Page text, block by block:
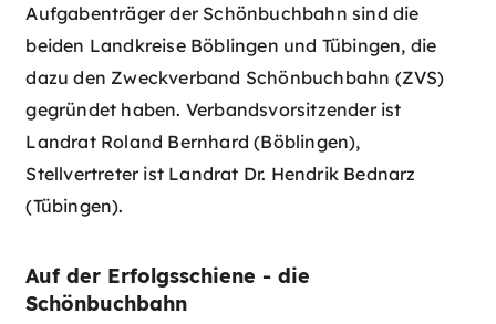
Aufgabenträger der Schönbuchbahn sind die
beiden Landkreise Böblingen und Tübingen, die
dazu den Zweckverband Schönbuchbahn (ZVS)
gegründet haben. Verbandsvorsitzender ist
Landrat Roland Bernhard (Böblingen),
Stellvertreter ist Landrat Dr. Hendrik Bednarz
(Tübingen).
Auf der Erfolgsschiene - die
Schönbuchbahn